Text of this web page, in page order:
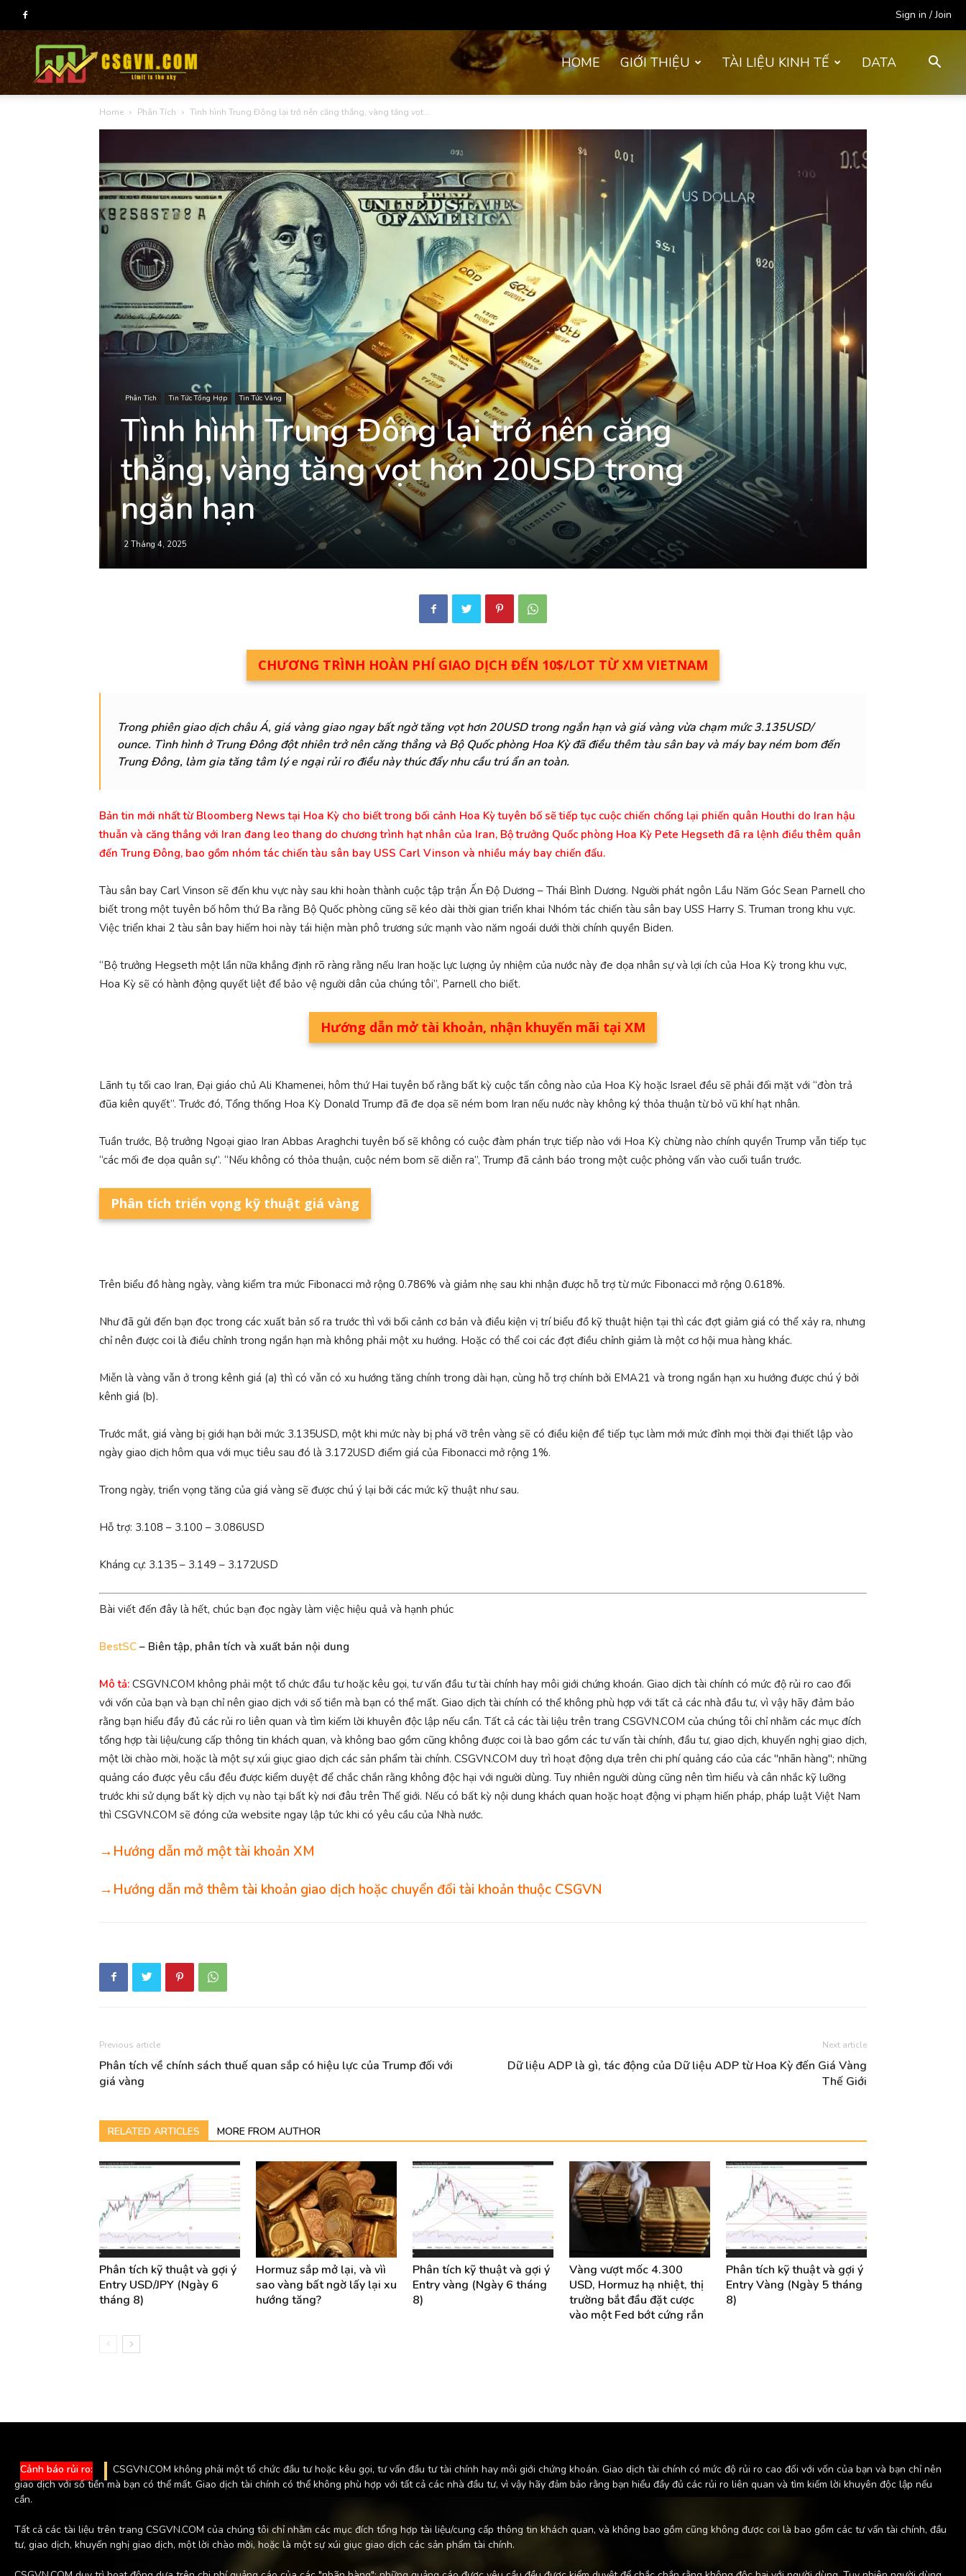
Sign in / Join
CSG
group
HOME GIỚI THIỆU TÀI LIỆU KINH TẾ DATA
Home Phân Tích Tình hình Trung Đông lại trở nên căng thẳng, vàng tăng vọt...
Phân Tích Tin Tức Tổng Hợp Tin Tức Vàng
Tình hình Trung Đông lại trở nên căng
thẳng, vàng tăng vọt hơn 20USD trong
ngắn hạn
2 Tháng 4, 2025
CHƯƠNG TRÌNH HOÀN PHÍ GIAO DỊCH ĐẾN 10$/LOT TỪ XM VIETNAM
Trong phiên giao dịch châu Á, giá vàng giao ngay bất ngờ tăng vọt hơn 20USD trong ngắn hạn và giá vàng vừa chạm mức 3.135USD/
ounce. Tình hình ở Trung Đông đột nhiên trở nên căng thẳng và Bộ Quốc phòng Hoa Kỳ đã điều thêm tàu ​​sân bay và máy bay ném bom đến
Trung Đông, làm gia tăng tâm lý e ngại rủi rođiều này thúc đẩy nhu cầu trú ẩn an toàn.
Bản tin mới nhất từ ​​Bloomberg News tại Hoa Kỳ cho biết trong bối cảnh Hoa Kỳ tuyên bố sẽ tiếp tục cuộc chiến chống lại phiến quân Houthi do Iran hậu
thuẫn và căng thẳng với Iran đang leo thang do chương trình hạt nhân của Iran, Bộ trưởng Quốc phòng Hoa Kỳ Pete Hegseth đã ra lệnh điều thêm quân
đến Trung Đông, bao gồm nhóm tác chiến tàu sân bay USS Carl Vinson và nhiều máy bay chiến đấu.
Tàu sân bay Carl Vinson sẽ đến khu vực này sau khi hoàn thành cuộc tập trận Ấn Độ Dương – Thái Bình Dương. Người phát ngôn Lầu Năm Góc Sean Parnell cho
biết trong một tuyên bố hôm thứ Ba rằng Bộ Quốc phòng cũng sẽ kéo dài thời gian triển khai Nhóm tác chiến tàu sân bay USS Harry S. Truman trong khu vực.
Việc triển khai 2 tàu sân bay hiếm hoi này tái hiện màn phô trương sức mạnh vào năm ngoái dưới thời chính quyền Biden.
“Bộ trưởng Hegseth một lần nữa khẳng định rõ ràng rằng nếu Iran hoặc lực lượng ủy nhiệm của nước này đe dọa nhân sự và lợi ích của Hoa Kỳ trong khu vực,
Hoa Kỳ sẽ có hành động quyết liệt để bảo vệ người dân của chúng tôi”, Parnell cho biết.
Hướng dẫn mở tài khoản, nhận khuyến mãi tại XM
Lãnh tụ tối cao Iran, Đại giáo chủ Ali Khamenei, hôm thứ Hai tuyên bố rằng bất kỳ cuộc tấn công nào của Hoa Kỳ hoặc Israel đều sẽ phải đối mặt với “đòn trả
đũa kiên quyết”. Trước đó, Tổng thống Hoa Kỳ Donald Trump đã đe dọa sẽ ném bom Iran nếu nước này không ký thỏa thuận từ bỏ vũ khí hạt nhân.
Tuần trước, Bộ trưởng Ngoại giao Iran Abbas Araghchi tuyên bố sẽ không có cuộc đàm phán trực tiếp nào với Hoa Kỳ chừng nào chính quyền Trump vẫn tiếp tục
“các mối đe dọa quân sự”. “Nếu không có thỏa thuận, cuộc ném bom sẽ diễn ra”, Trump đã cảnh báo trong một cuộc phỏng vấn vào cuối tuần trước.
Phân tích triển vọng kỹ thuật giá vàng
Trên biểu đồ hàng ngày, vàng kiểm tra mức Fibonacci mở rộng 0.786% và giảm nhẹ sau khi nhận được hỗ trợ từ mức Fibonacci mở rộng 0.618%.
Như đã gửi đến bạn đọc trong các xuất bản số ra trước thì với bối cảnh cơ bản và điều kiện vị trí biểu đồ kỹ thuật hiện tại thì các đợt giảm giá có thể xảy ra, nhưng
chỉ nên được coi là điều chỉnh trong ngắn hạn mà không phải một xu hướng. Hoặc có thể coi các đợt điều chỉnh giảm là một cơ hội mua hàng khác.
Miễn là vàng vẫn ở trong kênh giá (a) thì có vẫn có xu hướng tăng chính trong dài hạn, cùng hỗ trợ chính bởi EMA21 và trong ngắn hạn xu hướng được chú ý bởi
kênh giá (b).
Trước mắt, giá vàng bị giới hạn bởi mức 3.135USD, một khi mức này bị phá vỡ trên vàng sẽ có điều kiện để tiếp tục làm mới mức đỉnh mọi thời đại thiết lập vào
ngày giao dịch hôm qua với mục tiêu sau đó là 3.172USD điểm giá của Fibonacci mở rộng 1%.
Trong ngày, triển vọng tăng của giá vàng sẽ được chú ý lại bởi các mức kỹ thuật như sau.
Hỗ trợ: 3.108 – 3.100 – 3.086USD
Kháng cự: 3.135 – 3.149 – 3.172USD
Bài viết đến đây là hết, chúc bạn đọc ngày làm việc hiệu quả và hạnh phúc
BestSC – Biên tập, phân tích và xuất bản nội dung
Mô tả: CSGVN.COM không phải một tổ chức đầu tư hoặc kêu gọi, tư vấn đầu tư tài chính hay môi giới chứng khoán. Giao dịch tài chính có mức độ rủi ro cao đối
với vốn của bạn và bạn chỉ nên giao dịch với số tiền mà bạn có thể mất. Giao dịch tài chính có thể không phù hợp với tất cả các nhà đầu tư, vì vậy hãy đảm bảo
rằng bạn hiểu đầy đủ các rủi ro liên quan và tìm kiếm lời khuyên độc lập nếu cần. Tất cả các tài liệu trên trang CSGVN.COM của chúng tôi chỉ nhằm các mục đích
tổng hợp tài liệu/cung cấp thông tin khách quan, và không bao gồm cũng không được coi là bao gồm các tư vấn tài chính, đầu tư, giao dịch, khuyến nghị giao dịch,
một lời chào mời, hoặc là một sự xúi giục giao dịch các sản phẩm tài chính. CSGVN.COM duy trì hoạt động dựa trên chi phí quảng cáo của các "nhãn hàng"; những
quảng cáo được yêu cầu đều được kiểm duyệt để chắc chắn rằng không độc hại với người dùng. Tuy nhiên người dùng cũng nên tìm hiểu và cân nhắc kỹ lưỡng
trước khi sử dụng bất kỳ dịch vụ nào tại bất kỳ nơi đâu trên Thế giới. Nếu có bất kỳ nội dung khách quan hoặc hoạt động vi phạm hiến pháp, pháp luật Việt Nam
thì CSGVN.COM sẽ đóng cửa website ngay lập tức khi có yêu cầu của Nhà nước.
→Hướng dẫn mở một tài khoản XM
→Hướng dẫn mở thêm tài khoản giao dịch hoặc chuyển đổi tài khoản thuộc CSGVN
Previous article
Phân tích về chính sách thuế quan sắp có hiệu lực của Trump đối với
giá vàng
Next article
Dữ liệu ADP là gì, tác động của Dữ liệu ADP từ Hoa Kỳ đến Giá Vàng
Thế Giới
RELATED ARTICLES MORE FROM AUTHOR
Phân tích kỹ thuật và gợi ý
Entry USD/JPY (Ngày 6
tháng 8)
Hormuz sắp mở lại, và vìì
sao vàng bất ngờ lấy lại xu
hướng tăng?
Phân tích kỹ thuật và gợi ý
Entry vàng (Ngày 6 tháng
8)
Vàng vượt mốc 4.300
USD, Hormuz hạ nhiệt, thị
trường bắt đầu đặt cược
vào một Fed bớt cứng rắn
Phân tích kỹ thuật và gợi ý
Entry Vàng (Ngày 5 tháng
8)
Cảnh báo rủi ro:
CSGVN.COM không phải một tổ chức đầu tư hoặc kêu gọi, tư vấn đầu tư tài chính hay môi giới chứng khoán. Giao dịch tài chính có mức độ rủi ro cao đối với vốn của bạn và bạn chỉ nên
giao dịch với số tiền mà bạn có thể mất. Giao dịch tài chính có thể không phù hợp với tất cả các nhà đầu tư, vì vậy hãy đảm bảo rằng bạn hiểu đầy đủ các rủi ro liên quan và tìm kiếm lời khuyên độc lập nếu
cần.
Tất cả các tài liệu trên trang CSGVN.COM của chúng tôi chỉ nhằm các mục đích tổng hợp tài liệu/cung cấp thông tin khách quan, và không bao gồm cũng không được coi là bao gồm các tư vấn tài chính, đầu
tư, giao dịch, khuyến nghị giao dịch, một lời chào mời, hoặc là một sự xúi giục giao dịch các sản phẩm tài chính.